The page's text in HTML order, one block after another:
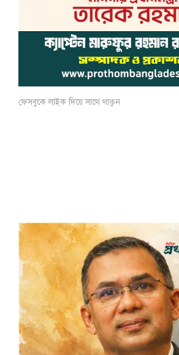
ফেসবুকে লাইক দিয়ে সাথে থাকুন